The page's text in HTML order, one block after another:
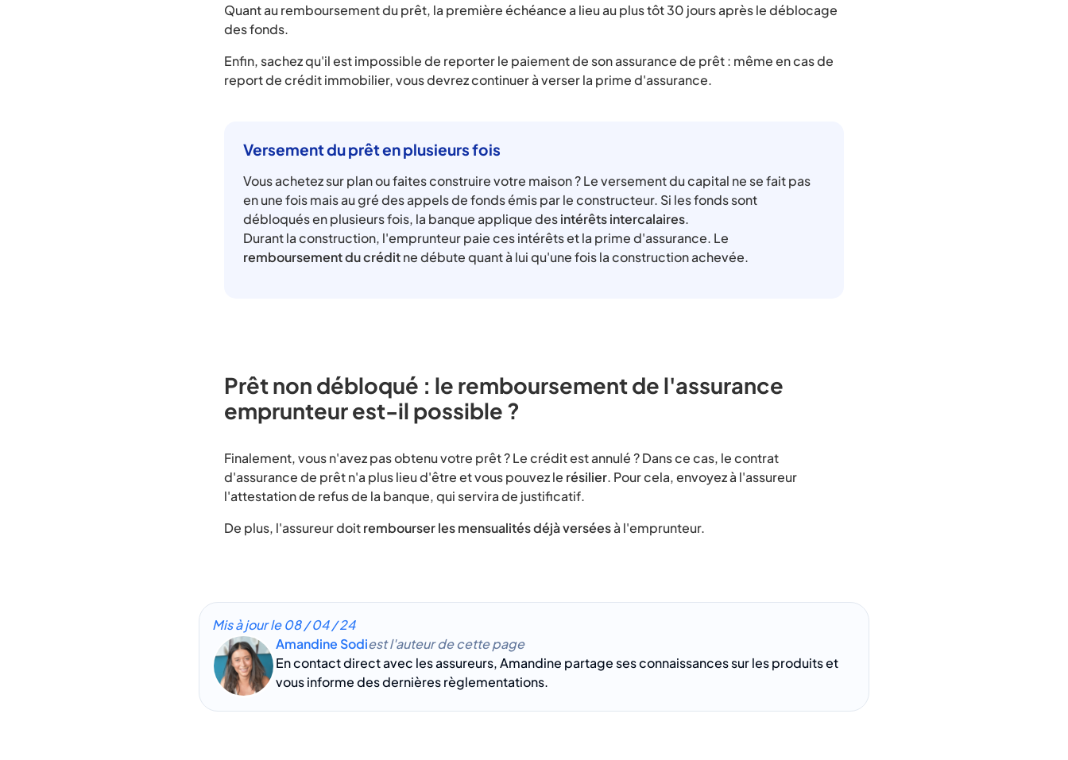
Quant au remboursement du prêt, la première échéance a lieu au plus tôt 30 jours après le déblocage
des fonds.
Enfin, sachez qu'il est impossible de reporter le paiement de son assurance de prêt : même en cas de
report de crédit immobilier, vous devrez continuer à verser la prime d'assurance.
Versement du prêt en plusieurs fois
Vous achetez sur plan ou faites construire votre maison ? Le versement du capital ne se fait pas
en une fois mais au gré des appels de fonds émis par le constructeur. Si les fonds sont
débloqués en plusieurs fois, la banque applique desintérêts intercalaires.
Durant la construction, l'emprunteur paie ces intérêts et la prime d'assurance. Le
remboursement du créditne débute quant à lui qu'une fois la construction achevée.
Prêt non débloqué : le remboursement de l'assurance
emprunteur est-il possible ?
Finalement, vous n'avez pas obtenu votre prêt ? Le crédit est annulé ? Dans ce cas, le contrat
d'assurance de prêt n'a plus lieu d'être et vous pouvez le résilier. Pour cela, envoyez à l'assureur
l'attestation de refus de la banque, qui servira de justificatif.
De plus, l'assureur doitrembourser les mensualités déjà verséesà l'emprunteur.
Mis à jour le08 / 04 / 24
Amandine Sodiest l'auteur de cette page
En contact direct avec les assureurs, Amandine partage ses connaissances sur les produits et
vous informe des dernières règlementations.